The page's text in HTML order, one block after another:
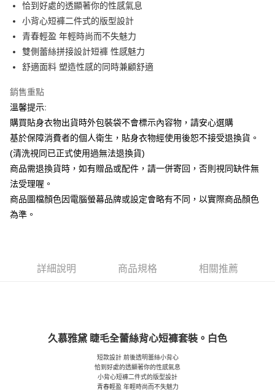
街口支付
悠遊付
ATM付款
全家付款取貨
每筆NT$65，滿NT$599(含以上)免運費
7-11付款取貨
每筆NT$65，滿NT$599(含以上)免運費
宅配
每筆NT$80，滿NT$599(含以上)免運費
恰到好處的透顯著你的性感氣息
小背心短褲二件式的版型設計
青春輕盈 年輕時尚而不失魅力
雙側蕾絲拼接設計短褲 性感魅力
舒適面料 塑造性感的同時兼顧舒適
銷售重點
溫馨提示:
購買貼身衣物出貨時外包裝袋不會標示內容物，請安心選購
基於保障消費者的個人衛生，貼身衣物經使用後恕不接受退換貨。
(清洗視同已正式使用過無法退換貨)
商品需退換貨時，如有贈品或配件，請一併寄回，否則視同缺件無
法受理喔。
商品圖檔顏色因電腦螢幕品牌或設定會略有不同，以實際商品顏色
為準。
詳細說明 商品規格 相關推薦
久慕雅黛 睫毛全蕾絲背心短褲套裝。白色
短款設計 前後透明蕾絲小背心
恰到好處的透顯著你的性感氣息
小背心短褲二件式的版型設計
青春輕盈 年輕時尚而不失魅力